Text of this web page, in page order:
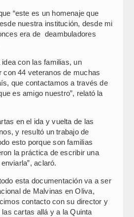
“este es un homenaje que
nuestra institución, desde mi
era de deambuladores
idea con las familias, un
con 44 veteranos de muchas
que contactamos a través de
es amigo nuestro”, relató la
en el ida y vuelta de las
y resultó un trabajo de
esto porque son familias
la práctica de escribir una
aclaró.
esta documentación va a ser
de Malvinas en Oliva,
contacto con su director y
cartas allá y a la Quinta